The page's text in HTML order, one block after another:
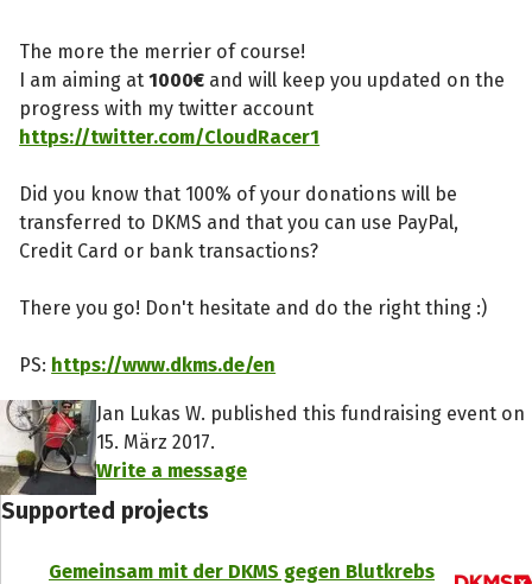
The more the merrier of course!
I am aiming at1000€ and will keep you updated on the
progress with my twitter account
https://twitter.com/CloudRacer1
Did you know that 100% of your donations will be
transferred to DKMS and that you can use PayPal,
Credit Card or bank transactions?
There you go! Don't hesitate and do the right thing :)
PS: https://www.dkms.de/en
Jan Lukas W. published this fundraising event on
15. März 2017.
Write a message
Supported projects
Gemeinsam mit der DKMS gegen Blutkrebs